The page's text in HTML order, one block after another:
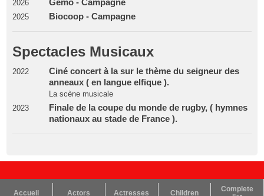
2026 Gémo - Campagne
2025 Biocoop - Campagne
Spectacles Musicaux
2022
Ciné concert à la sur le thème du seigneur des
anneaux ( en langue elfique ).
La scène musicale
2023
Finale de la coupe du monde de rugby, ( hymnes
nationaux au stade de France ).
Accueil Actors Actresses Children
Complete